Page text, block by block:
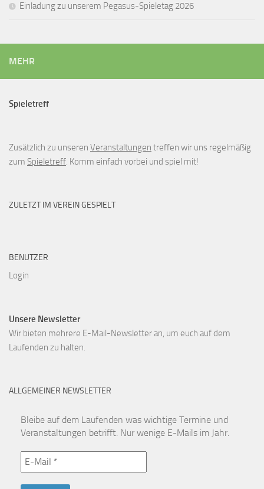
Einladung zu unserem Pegasus-Spieletag 2026
MEHR
Spieletreff
Zusätzlich zu unseren Veranstaltungen treffen wir uns regelmäßig
zum Spieletreff. Komm einfach vorbei und spiel mit!
ZULETZT IM VEREIN GESPIELT
BENUTZER
Login
Unsere Newsletter
Wir bieten mehrere E-Mail-Newsletter an, um euch auf dem
Laufenden zu halten.
ALLGEMEINER NEWSLETTER
Bleibe auf dem Laufenden was wichtige Termine und
Veranstaltungen betrifft. Nur wenige E-Mails im Jahr.